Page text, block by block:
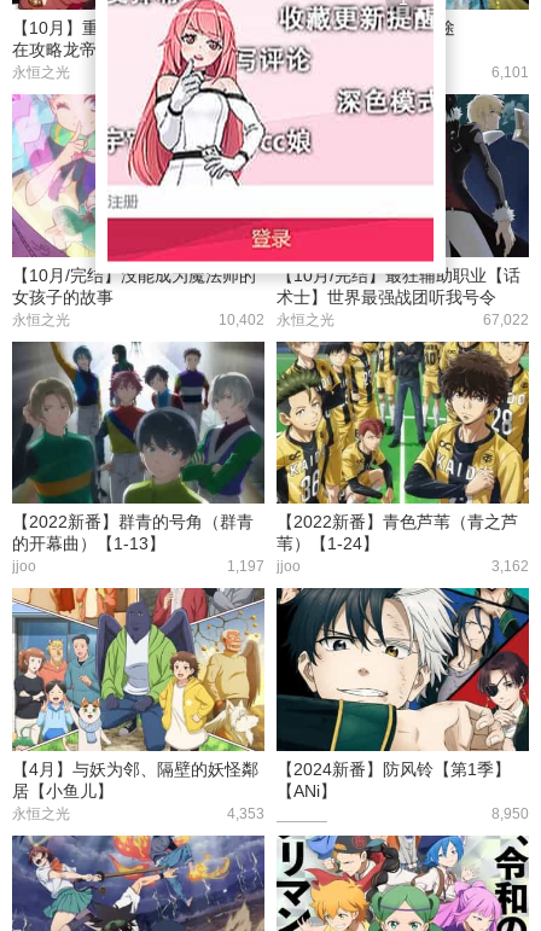
【10月】重启人生的千金小姐正
在攻略龙帝陛下【小鱼儿】
39,262
永恒之光
【24/10月】寻神的旅途
6,101
永恒之光
【10月/完结】没能成为魔法师的
女孩子的故事
10,402
永恒之光
【10月/完结】最狂辅助职业【话
术士】世界最强战团听我号令
67,022
永恒之光
【2022新番】群青的号角（群青
的开幕曲）【1-13】
1,197
jjoo
【2022新番】青色芦苇（青之芦
苇）【1-24】
3,162
jjoo
【4月】与妖为邻、隔壁的妖怪鄰
居【小鱼儿】
4,353
永恒之光
【2024新番】防风铃【第1季】
【ANi】
8,950